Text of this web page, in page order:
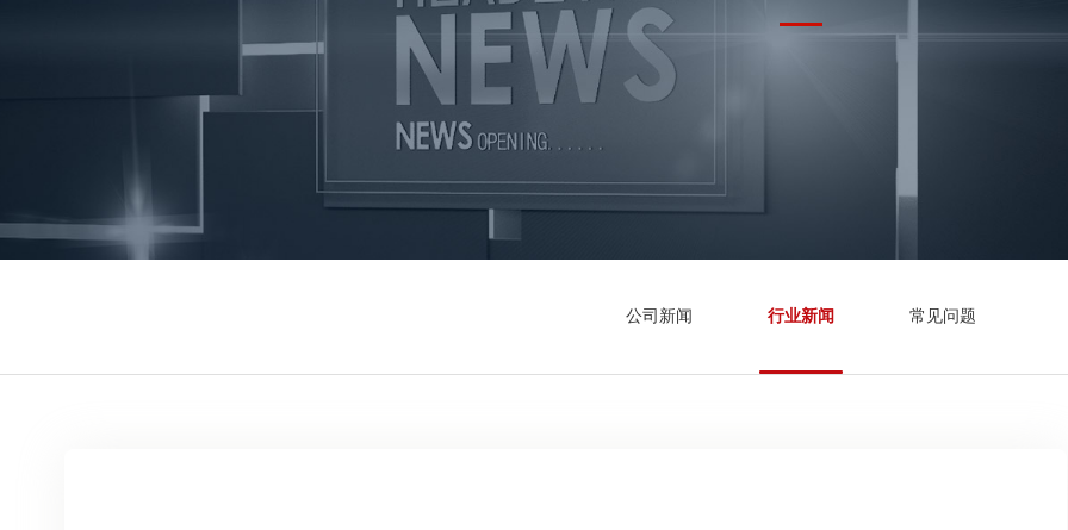
工厂展示 激光部件 其他汽车零部件
公司新闻 行业新闻 常见问题